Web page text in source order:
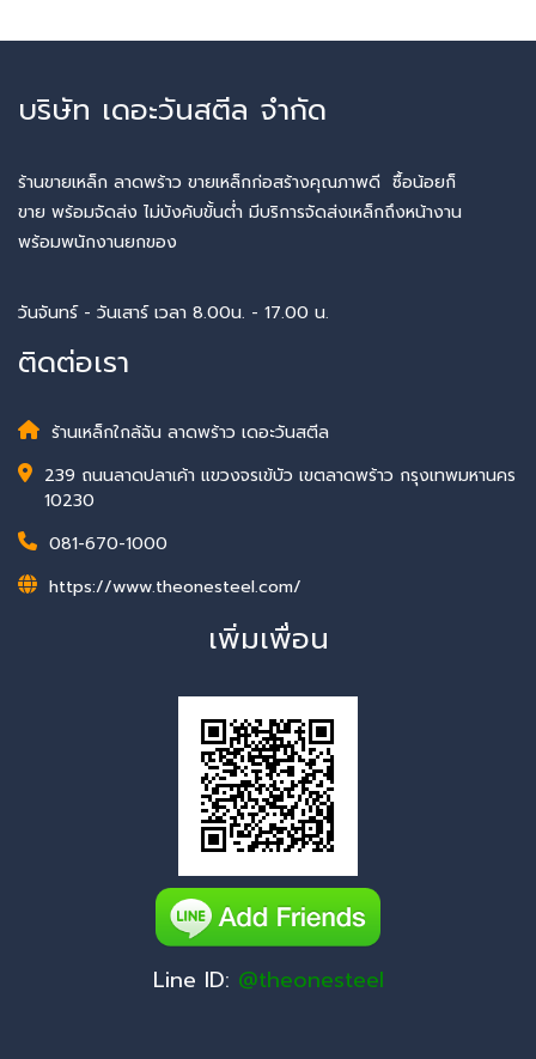
บริษัท เดอะวันสตีล จำกัด
ร้านขายเหล็ก ลาดพร้าว ขายเหล็กก่อสร้างคุณภาพดี ซื้อน้อยก็
ขาย พร้อมจัดส่ง ไม่บังคับขั้นต่ำ มีบริการจัดส่งเหล็กถึงหน้างาน
พร้อมพนักงานยกของ
วันจันทร์ - วันเสาร์ เวลา 8.00น. - 17.00 น.
ติดต่อเรา
ร้านเหล็กใกล้ฉัน ลาดพร้าว เดอะวันสตีล
239 ถนนลาดปลาเค้า แขวงจรเข้บัว เขตลาดพร้าว กรุงเทพมหานคร
10230
081-670-1000
https://www.theonesteel.com/
เพิ่มเพื่อน
Line ID: @theonesteel